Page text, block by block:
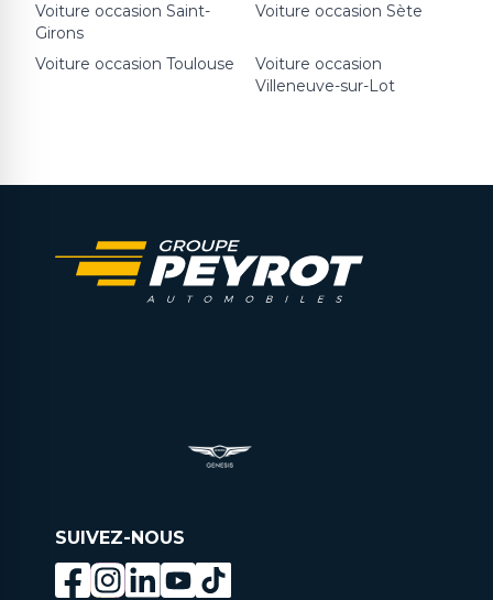
Voiture occasion Saint-
Girons
Voiture occasion Sète
Voiture occasion Toulouse
Voiture occasion
Villeneuve-sur-Lot
SUIVEZ-NOUS